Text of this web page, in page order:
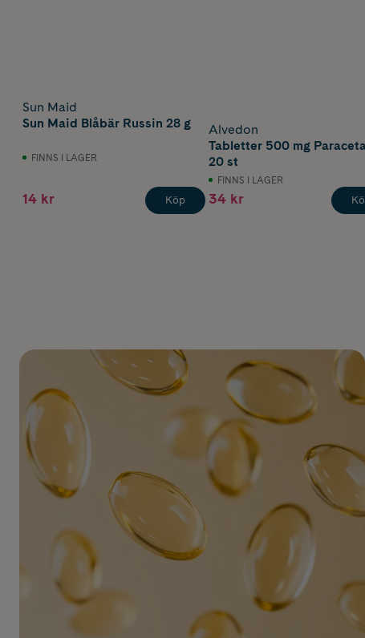
Sun Maid
Sun Maid Blåbär Russin 28 g
FINNS I LAGER
14 kr Köp
Alvedon
Tabletter 500 mg
20 st
FINNS I LAGER
34 kr